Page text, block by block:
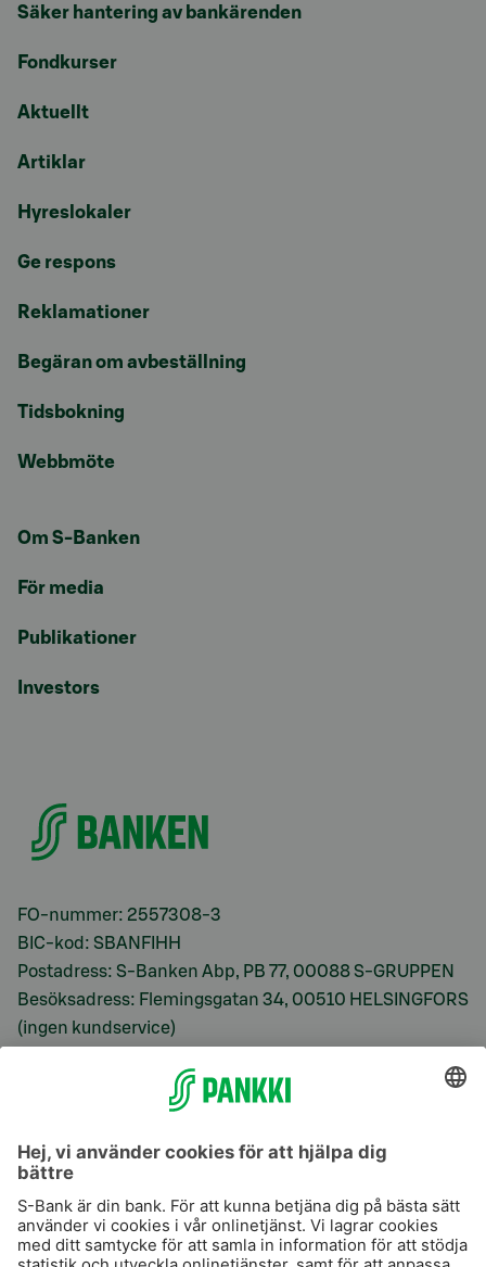
Säker hantering av bankärenden
Fondkurser
Aktuellt
Artiklar
Hyreslokaler
Ge respons
Reklamationer
Begäran om avbeställning
Tidsbokning
Webbmöte
Om S-Banken
För media
Publikationer
Investors
FO-nummer: 2557308-3
BIC-kod: SBANFIHH
Postadress: S-Banken Abp, PB 77, 00088 S-GRUPPEN
Besöksadress: Flemingsgatan 34, 00510 HELSINGFORS
(ingen kundservice)
S-Prime 2,0 %